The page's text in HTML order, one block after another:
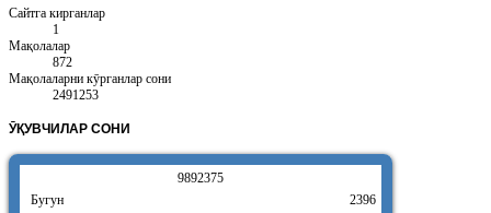
Сайтга кирганлар
1
Мақолалар
872
Мақолаларни кӯрганлар сони
2491253
ӮҚУВЧИЛАР СОНИ
9892375
Бугун
2396